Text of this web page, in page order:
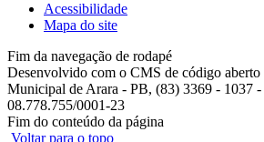
Acessibilidade
Mapa do site
Fim da navegação de rodapé
Desenvolvido com o CMS de código
Municipal de Arara - PB, (83) 3369 - 1037 -
08.778.755/0001-23
Fim do conteúdo da página
Voltar para o topo